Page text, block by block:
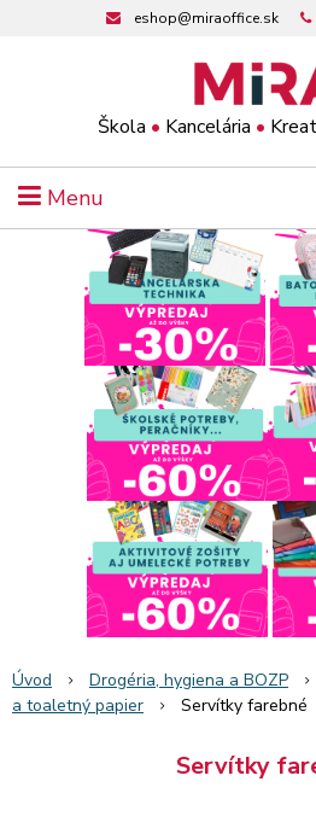
Škola • Kancelária •
eshop@miraoffice.sk
Menu
Úvod Drogéria, hygiena a BOZP
a toaletný papier
Servítky farebné
Servítky